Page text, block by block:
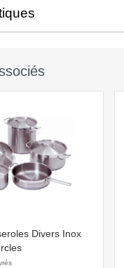
Divers Inox